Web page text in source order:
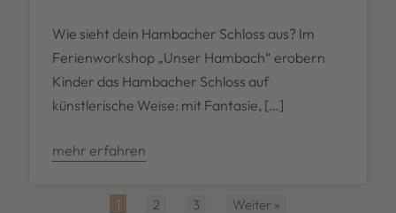
Wie sieht dein Hambacher Schloss aus? Im
Ferienworkshop „Unser Hambach“ erobern
Kinder das Hambacher Schloss auf
künstlerische Weise: mit Fantasie, […]
mehr erfahren
1 2 3 Weiter »